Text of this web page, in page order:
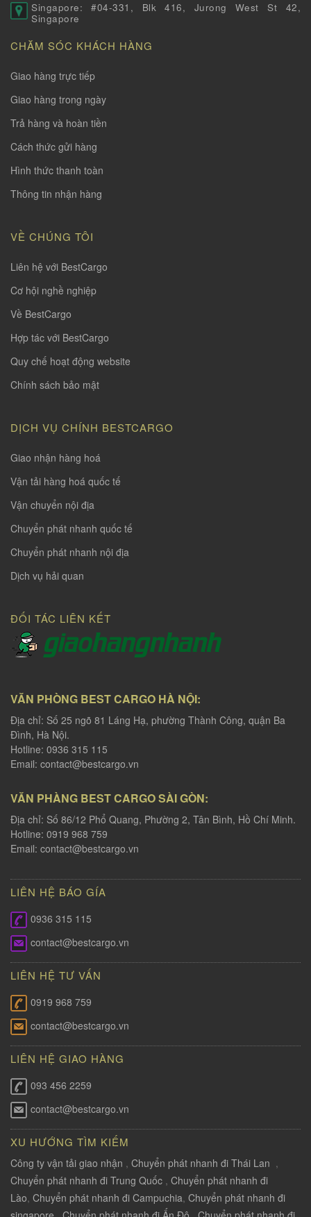
Singapore: #04-331, Blk 416, Jurong West St 42,
Singapore
CHĂM SÓC KHÁCH HÀNG
Giao hàng trực tiếp
Giao hàng trong ngày
Trả hàng và hoàn tiền
Cách thức gửi hàng
Hình thức thanh toàn
Thông tin nhận hàng
VỀ CHÚNG TÔI
Liên hệ với BestCargo
Cơ hội nghề nghiệp
Về BestCargo
Hợp tác với BestCargo
Quy chế hoạt động website
Chính sách bảo mật
DỊCH VỤ CHÍNH BESTCARGO
Giao nhận hàng hoá
Vận tải hàng hoá quốc tế
Vận chuyển nội địa
Chuyển phát nhanh quốc tế
Chuyển phát nhanh nội địa
Dịch vụ hải quan
ĐỐI TÁC LIÊN KẾT
VĂN PHÒNG BEST CARGO HÀ NỘI:
Địa chỉ: Số 25 ngõ 81 Láng Hạ, phường Thành Công, quận Ba
Đình, Hà Nội.
Hotline: 0936 315 115
Email: contact@bestcargo.vn
VĂN PHÀNG BEST CARGO SÀI GÒN:
Địa chỉ: Số 86/12 Phổ Quang, Phường 2, Tân Bình, Hồ Chí Minh.
Hotline: 0919 968 759
Email: contact@bestcargo.vn
LIÊN HỆ BÁO GÍA
0936 315 115
contact@bestcargo.vn
LIÊN HỆ TƯ VẤN
0919 968 759
contact@bestcargo.vn
LIÊN HỆ GIAO HÀNG
093 456 2259
contact@bestcargo.vn
XU HƯỚNG TÌM KIẾM
Công ty vận tải giao nhận , Chuyển phát nhanh đi Thái Lan ,
Chuyển phát nhanh đi Trung Quốc , Chuyển phát nhanh đi
Lào, Chuyển phát nhanh đi Campuchia, Chuyển phát nhanh đi